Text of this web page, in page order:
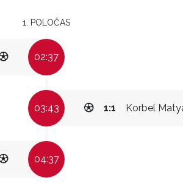
1. POLOČAS
02:37
03:43 Korbel
1:1
04:37